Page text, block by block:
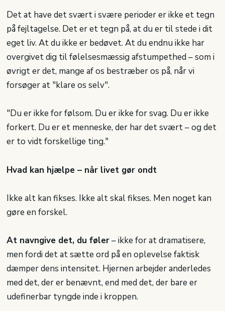
Det at have det svært i svære perioder er ikke et tegn
på fejltagelse. Det er et tegn på, at du er til stede i dit
eget liv. At du ikke er bedøvet. At du endnu ikke har
overgivet dig til følelsesmæssig afstumpethed – som i
øvrigt er det, mange af os bestræber os på, når vi
forsøger at "klare os selv".
"Du er ikke for følsom. Du er ikke for svag. Du er ikke
forkert. Du er et menneske, der har det svært – og det
er to vidt forskellige ting."
Hvad kan hjælpe – når livet gør ondt
Ikke alt kan fikses. Ikke alt skal fikses. Men noget kan
gøre en forskel.
At navngive det, du føler– ikke for at dramatisere,
men fordi det at sætte ord på en oplevelse faktisk
dæmper dens intensitet. Hjernen arbejder anderledes
med det, der er benævnt, end med det, der bare er
udefinerbar tyngde inde i kroppen.